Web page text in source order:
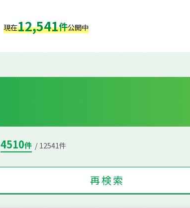
現在12,541件公開中
4510件 / 12541件
再検索